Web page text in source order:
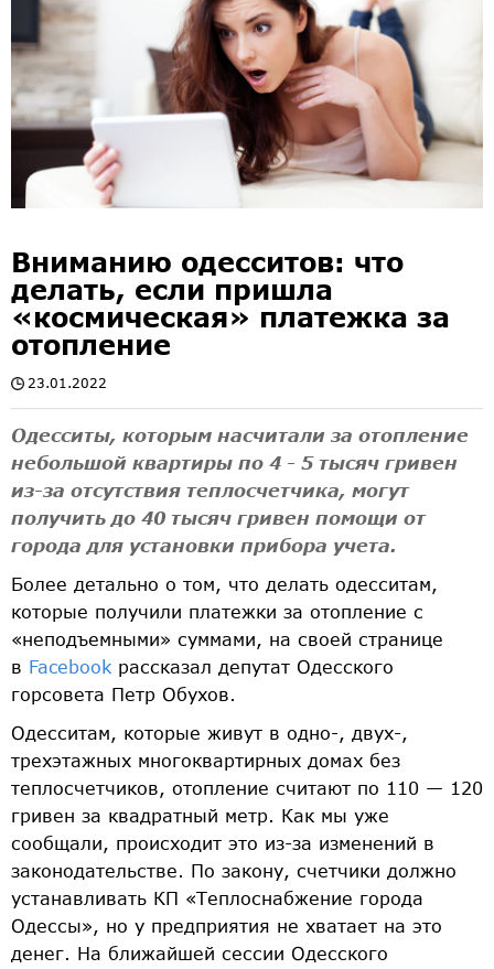
Вниманию одесситов: что
делать, если пришла
«космическая» платежка за
отопление
23.01.2022
Одесситы, которым насчитали за отопление
небольшой квартиры по 4 - 5 тысяч гривен
из-за отсутствия теплосчетчика, могут
получить до 40 тысяч гривен помощи от
города для установки прибора учета.
Более детально о том, что делать одесситам,
которые получили платежки за отопление с
«неподъемными» суммами, на своей странице
в Facebook рассказал депутат Одесского
горсовета Петр Обухов.
Одесситам, которые живут в одно-, двух-,
трехэтажных многоквартирных домах без
теплосчетчиков, отопление считают по 110 — 120
гривен за квадратный метр. Как мы уже
сообщали, происходит это из-за изменений в
законодательстве. По закону, счетчики должно
устанавливать КП «Теплоснабжение города
Одессы», но у предприятия не хватает на это
денег. На ближайшей сессии Одесского